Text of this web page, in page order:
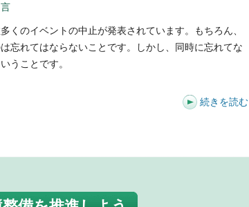
のイベントの中止が発表されています。もちろん、
忘れてはならないことです。しかし、同時に忘れてな
うことです。
続きを読む